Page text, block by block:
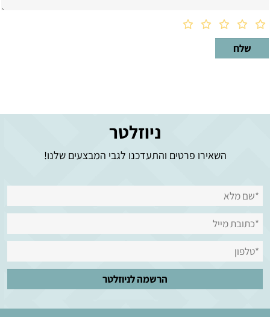
ניוזלטר
השאירו פרטים והתעדכנו לגבי המבצעים שלנו!